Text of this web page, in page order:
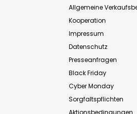
Allgemeine
Kooperation
Impressum
Datenschutz
Presseanfragen
Black Friday
Cyber Monday
Sorgfaltspflichten